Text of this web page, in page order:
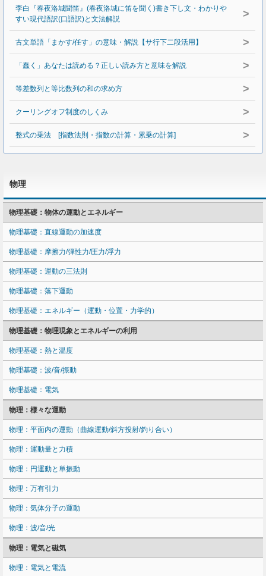
李白『春夜洛城聞笛』(春夜洛城に笛を聞く)書き下し文・わかりや
すい現代語訳(口語訳)と文法解説
>
古文単語「まかす/任す」の意味・解説【サ行下二段活用】 >
「蠢く」あなたは読める？正しい読み方と意味を解説 >
等差数列と等比数列の和の求め方 >
クーリングオフ制度のしくみ >
整式の乗法 [指数法則・指数の計算・累乗の計算] >
物理
物理基礎：物体の運動とエネルギー
物理基礎：直線運動の加速度
物理基礎：摩擦力/弾性力/圧力/浮力
物理基礎：運動の三法則
物理基礎：落下運動
物理基礎：エネルギー（運動・位置・力学的）
物理基礎：物理現象とエネルギーの利用
物理基礎：熱と温度
物理基礎：波/音/振動
物理基礎：電気
物理：様々な運動
物理：平面内の運動（曲線運動/斜方投射/釣り合い）
物理：運動量と力積
物理：円運動と単振動
物理：万有引力
物理：気体分子の運動
物理：波/音/光
物理：電気と磁気
物理：電気と電流